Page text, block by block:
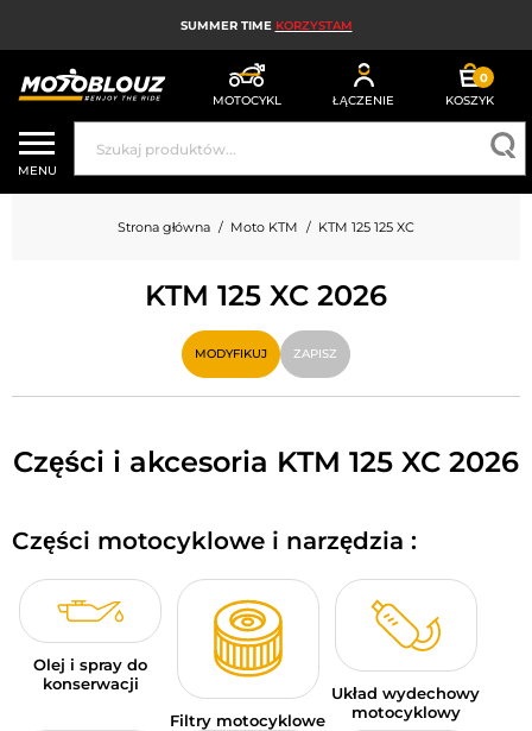
SUMMER TIME KORZYSTAM
MOTOCYKL ŁĄCZENIE
0
KOSZYK
KASK MOTOCYKLOWY
ODZIEŻ MOTOCYKLOWA DLA MĘŻCZYZN
UBRANIA MOTOCYKLOWE DAMSKIE
MX; ENDURO I TRIAL
HIGH-TECH MOTOCYKLOWY
PODUSZKA POWIETRZNA MOTOCYKLOWA
CZĘŚCI MOTOCYKLOWE I NARZĘDZIA
BAGAŻE MOTOCYKLOWE
ODZIEŻ SPORTOWA
OKAZJE I PROMOCJE
KARTY PODARUNKOWE
MENU
Strona główna Moto KTM KTM 125 125 XC
KTM 125 XC 2026
MODYFIKUJ ZAPISZ
Części i akcesoria KTM 125 XC 2026
Części motocyklowe i narzędzia :
Olej i spray do
konserwacji
Filtry motocyklowe
Układ wydechowy
motocyklowy